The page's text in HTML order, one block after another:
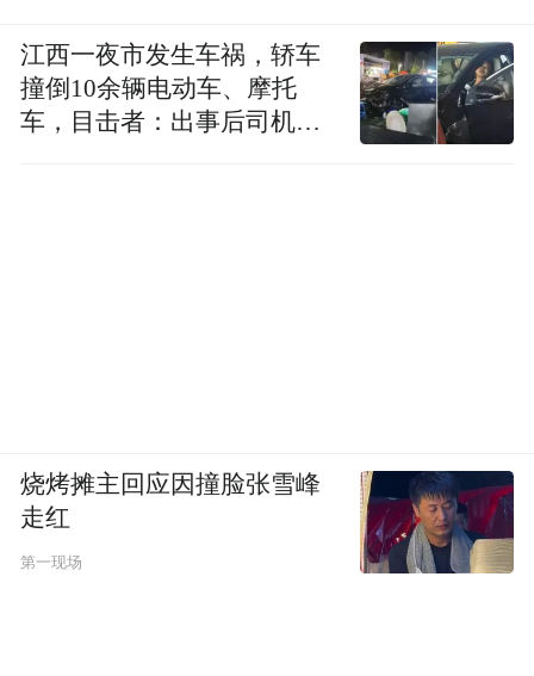
江西一夜市发生车祸，轿车
撞倒10余辆电动车、摩托
车，目击者：出事后司机一
烧烤摊主回应因撞脸张雪峰
走红
第一现场